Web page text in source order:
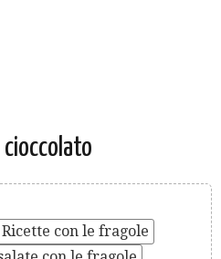
Ricette con le fragole